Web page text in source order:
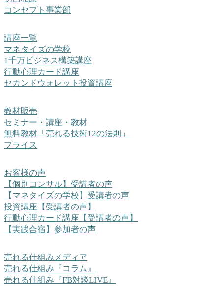
コンセプト事業部
講座一覧
マネタイズの学校
1千万ビジネス構築講座
行動心理カード講座
セカンドウォレット投資講座
教材販売
セミナー・講座・教材
無料教材「売れる技術12の法則」
プライス
お客様の声
【個別コンサル】受講者の声
【マネタイズの学校】受講者の声
投資講座【受講者の声】
行動心理カード講座【受講者の声】
【実践合宿】参加者の声
売れる仕組みメディア
売れる仕組み『コラム』
売れる仕組み『FB対談LIVE』